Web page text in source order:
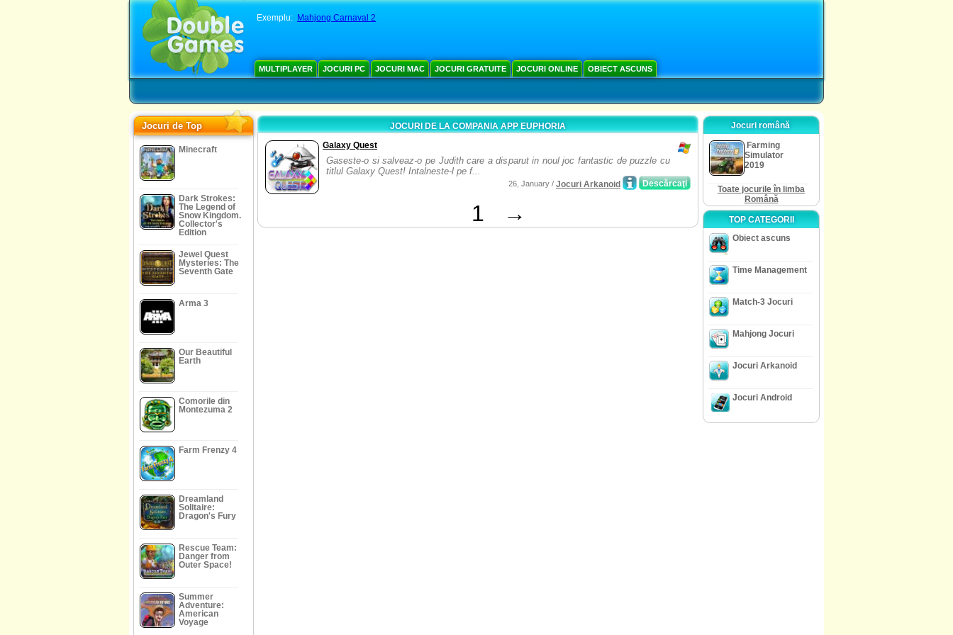
Exemplu: Mahjong Carnaval 2
MULTIPLAYER JOCURI PC JOCURI MAC JOCURI GRATUITE JOCURI ONLINE OBIECT ASCUNS
Jocuri de Top
Minecraft
Dark Strokes:
The Legend of
Snow Kingdom.
Collector's
Edition
Jewel Quest
Mysteries: The
Seventh Gate
Arma 3
Our Beautiful
Earth
Comorile din
Montezuma 2
Farm Frenzy 4
Dreamland
Solitaire:
Dragon's Fury
Rescue Team:
Danger from
Outer Space!
Summer
Adventure:
American
Voyage
JOCURI DE LA COMPANIA APP EUPHORIA
Galaxy Quest
Gaseste-o si salveaz-o pe Judith care a disparut in noul joc fantastic de puzzle cu
titlul Galaxy Quest! Intalneste-l pe f...
Descărcaţi
26, January / Jocuri Arkanoid
1 →
Jocuri română
Farming
Simulator
2019
Toate jocurile în limba
Română
TOP CATEGORII
Obiect ascuns
Time Management
Match-3 Jocuri
Mahjong Jocuri
Jocuri Arkanoid
Jocuri Android